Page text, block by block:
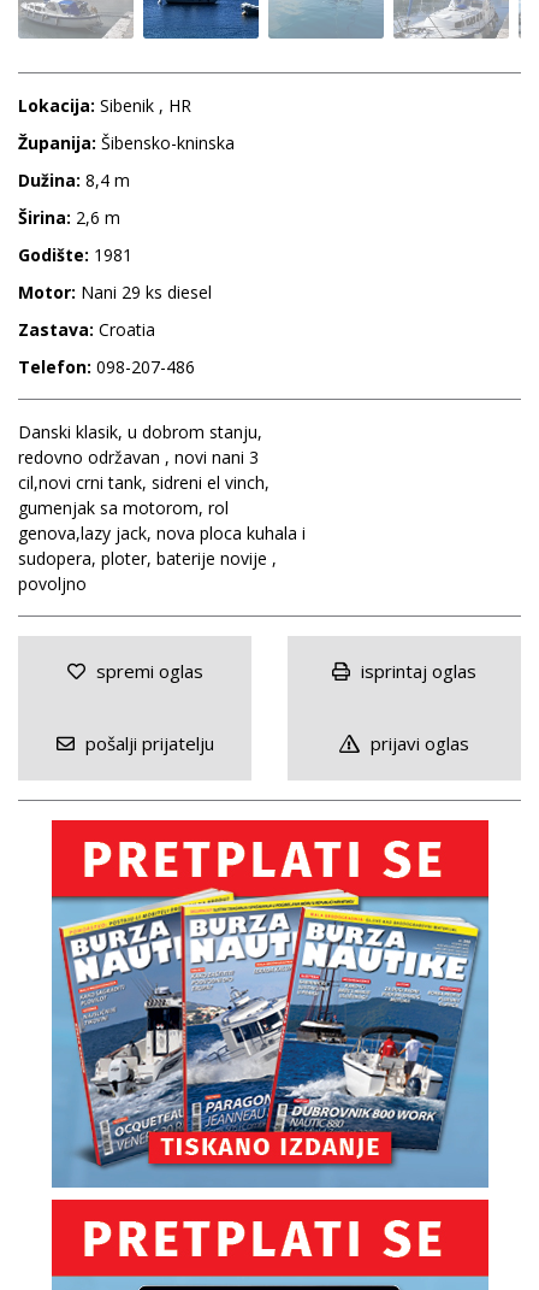
Lokacija: Sibenik , HR
Županija: Šibensko-kninska
Dužina: 8,4 m
Širina: 2,6 m
Godište: 1981
Motor: Nani 29 ks diesel
Zastava: Croatia
Telefon: 098-207-486
Danski klasik, u dobrom stanju,
redovno održavan , novi nani 3
cil,novi crni tank, sidreni el vinch,
gumenjak sa motorom, rol
genova,lazy jack, nova ploca kuhala i
sudopera, ploter, baterije novije ,
povoljno
spremi oglas isprintaj oglas
pošalji prijatelju prijavi oglas